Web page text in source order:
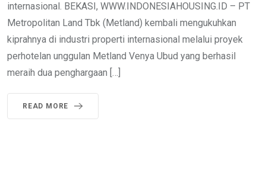
internasional. BEKASI, WWW.INDONESIAHOUSING.ID – PT
Metropolitan Land Tbk (Metland) kembali mengukuhkan
kiprahnya di industri properti internasional melalui proyek
perhotelan unggulan Metland Venya Ubud yang berhasil
meraih dua penghargaan […]
READ MORE